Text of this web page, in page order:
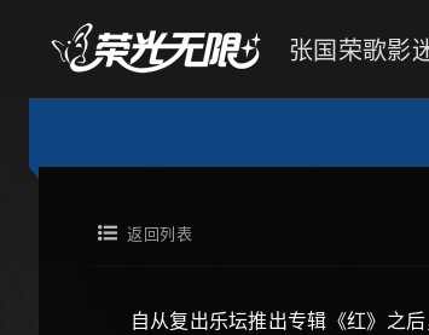
张国荣歌影
返回列表
自从复出乐坛推出专辑《红》之后